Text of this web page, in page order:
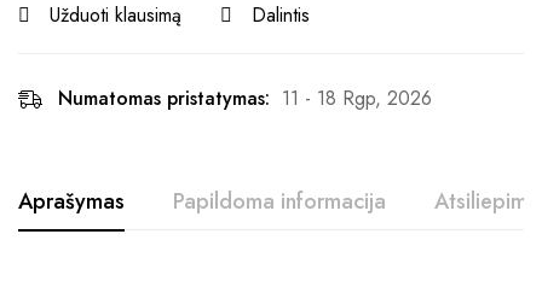
Užduoti klausimą Dalintis
Numatomas pristatymas: 11 - 18 Rgp, 2026
Aprašymas Papildoma informacija